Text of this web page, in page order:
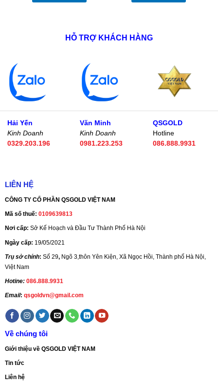
HỖ TRỢ KHÁCH HÀNG
Hải Yến
Kinh Doanh
0329.203.196
Văn Minh
Kinh Doanh
0981.223.253
QSGOLD
Hotline
086.888.9931
LIÊN HỆ
CÔNG TY CỔ PHẦN QSGOLD VIỆT NAM
Mã số thuế: 0109639813
Nơi cấp: Sở Kế Hoạch và Đầu Tư Thành Phố Hà Nội
Ngày cấp: 19/05/2021
Trụ sở chính: Số 29, Ngõ 3,thôn Yên Kiện, Xã Ngọc Hồi, Thành phố Hà Nội,
Việt Nam
Hotine: 086.888.9931
Email: qsgoldvn@gmail.com
Về chúng tôi
Giới thiệu về QSGOLD VIỆT NAM
Tin tức
Liên hệ